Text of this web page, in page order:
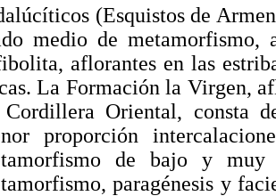
(Esquistos de
medio de metamorfismo,
aflorantes en las
La Formación la Virgen,
Oriental, consta
proporción
de bajo y
paragénesis y